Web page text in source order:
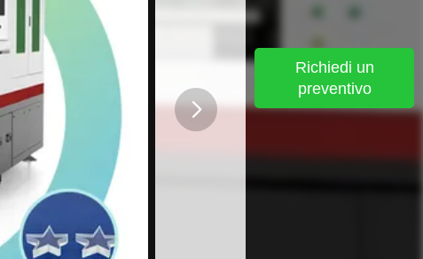
Richiedi un
preventivo